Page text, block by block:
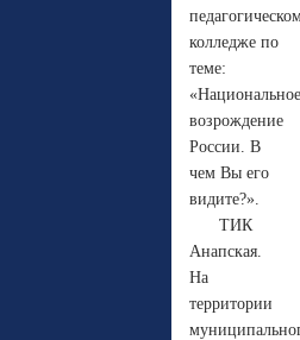
колледже по
теме:
«Национальное
возрождение
России. В
чем Вы его
видите?».
ТИК
Анапская.
На
территории